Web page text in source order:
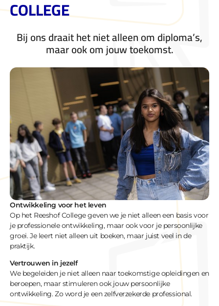
COLLEGE
Bij ons draait het niet alleen om diploma’s,
maar ook om jouw toekomst.
Ontwikkeling voor het leven
Op het Reeshof College geven we je niet alleen een basis voor
je professionele ontwikkeling, maar ook voor je persoonlijke
groei. Je leert niet alleen uit boeken, maar juist veel in de
praktijk.
Vertrouwen in jezelf
We begeleiden je niet alleen naar toekomstige opleidingen en
beroepen, maar stimuleren ook jouw persoonlijke
ontwikkeling. Zo word je een zelfverzekerde professional.